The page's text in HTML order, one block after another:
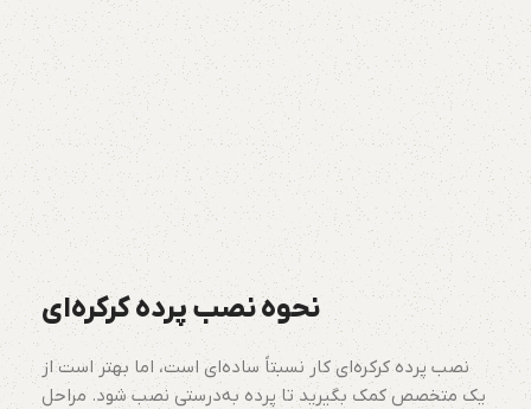
نحوه نصب پرده کرکره‌ای
نصب پرده کرکره‌ای کار نسبتاً ساده‌ای است، اما بهتر است از
یک متخصص کمک بگیرید تا پرده به‌درستی نصب شود. مراحل